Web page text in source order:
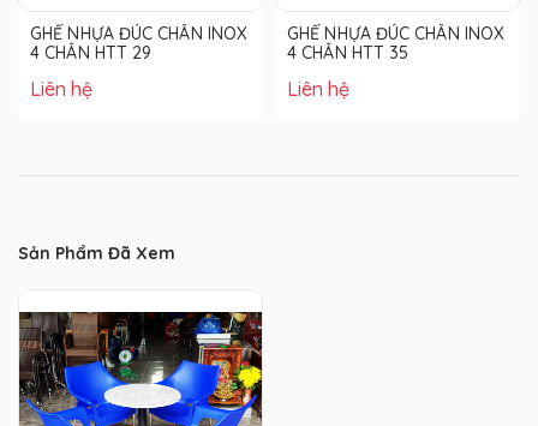
GHẾ NHỰA ĐÚC CHÂN INOX
4 CHÂN HTT 29
Liên hệ
GHẾ NHỰA ĐÚC CHÂN INOX
4 CHÂN HTT 35
Liên hệ
Sản Phẩm Đã Xem